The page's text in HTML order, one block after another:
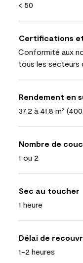
< 50
Certifications
Conformité aux
tous les secteurs
Rendement en
37,2 à 41,8 m²
Nombre de
1 ou 2
Sec au toucher
1 heure
Délai de
1-2 heures